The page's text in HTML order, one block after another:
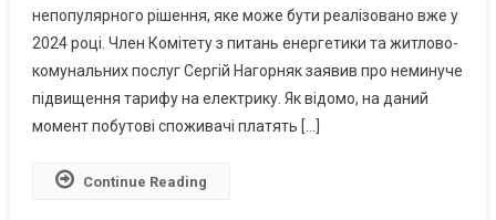
Вдвічі:
У
Верховній
Раді
Назвали
непопулярного рішення, яке може бути реалізовано вже у
2024 році. Член Комітету з питань енергетики та житлово-
комунальних послуг Сергій Нагорняк заявив про неминуче
підвищення тарифу на електрику. Як відомо, на даний
момент побутові споживачі платять […]
Continue Reading